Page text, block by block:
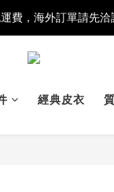
費，海外訂單請先洽
經典皮衣